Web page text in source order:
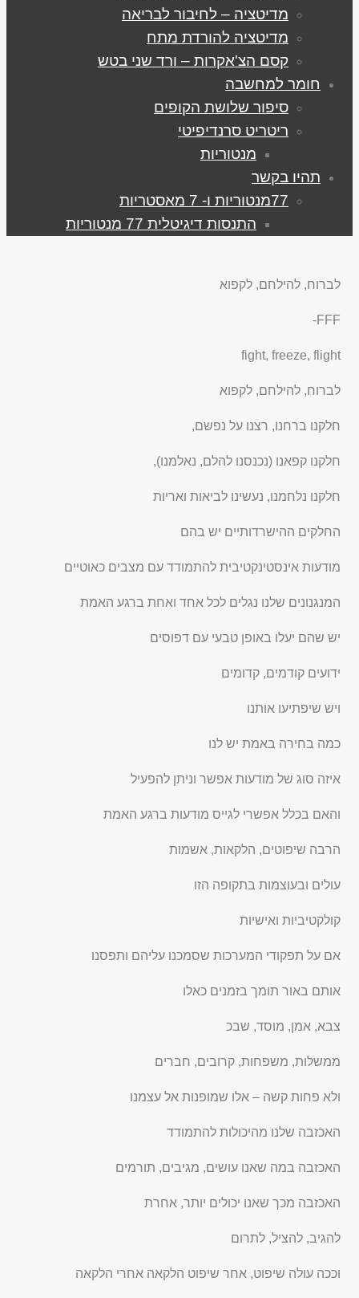
מדיטציה – לחיבור לבריאה
מדיטציה להורדת מתח
קסם הצ'אקרות – ורד שני בטש
חומר למחשבה
סיפור שלושת הקופים
ריטריט סרנדיפיטי
מנטוריות
תהיו בקשר
77מנטוריות ו- 7 מאסטריות
התנסות דיגיטלית 77 מנטוריות
לברוח, להילחם, לקפוא
FFF-
fight, freeze, flight
לברוח, להילחם, לקפוא
חלקנו ברחנו, רצנו על נפשם,
חלקנו קפאנו (נכנסנו להלם, נאלמנו),
חלקנו נלחמנו, נעשינו לביאות ואריות
החלקים ההישרדותיים יש בהם
מודעות אינסטינקטיבית להתמודד עם מצבים כאוטיים
המנגנונים שלנו נגלים לכל אחד ואחת ברגע האמת
יש שהם יעלו באופן טבעי עם דפוסים
ידועים קודמים, קדומים
ויש שיפתיעו אותנו
כמה בחירה באמת יש לנו
איזה סוג של מודעות אפשר וניתן להפעיל
והאם בכלל אפשרי לגייס מודעות ברגע האמת
הרבה שיפוטים, הלקאות, אשמות
עולים ובעוצמות בתקופה הזו
קולקטיביות ואישיות
אם על תפקודי המערכות שסמכנו עליהם ותפסנו
אותם באור תומך בזמנים כאלו
צבא, אמן, מוסד, שבכ
ממשלות, משפחות, קרובים, חברים
ולא פחות קשה – אלו שמופנות אל עצמנו
האכזבה שלנו מהיכולות להתמודד
האכזבה במה שאנו עושים, מגיבים, תורמים
האכזבה מכך שאנו יכולים יותר, אחרת
להגיב, להציל, לתרום
וככה עולה שיפוט, אחר שיפוט הלקאה אחרי הלקאה